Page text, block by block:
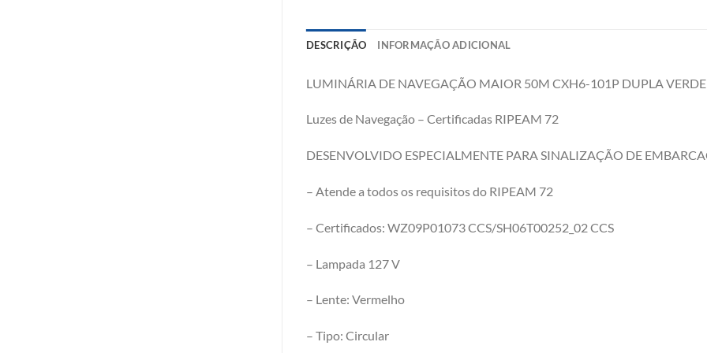
DESCRIÇÃO INFORMAÇÃO ADICIONAL
LUMINÁRIA DE NAVEGAÇÃO MAIOR 50M CXH6-101P DUPLA VERDE
Luzes de Navegação – Certificadas RIPEAM 72
DESENVOLVIDO ESPECIALMENTE PARA SINALIZAÇÃO DE
– Atende a todos os requisitos do RIPEAM 72
– Certificados: WZ09P01073 CCS/SH06T00252_02 CCS
– Lampada 127 V
– Lente: Vermelho
– Tipo: Circular